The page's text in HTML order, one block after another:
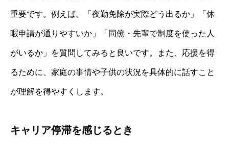
重要です。例えば、「夜勤免除が実際どう出るか」「休
暇申請が通りやすいか」「同僚・先輩で制度を使った人
がいるか」を質問してみると良いです。また、応援を得
るために、家庭の事情や子供の状況を具体的に話すこと
が理解を得やすくします。
キャリア停滞を感じるとき